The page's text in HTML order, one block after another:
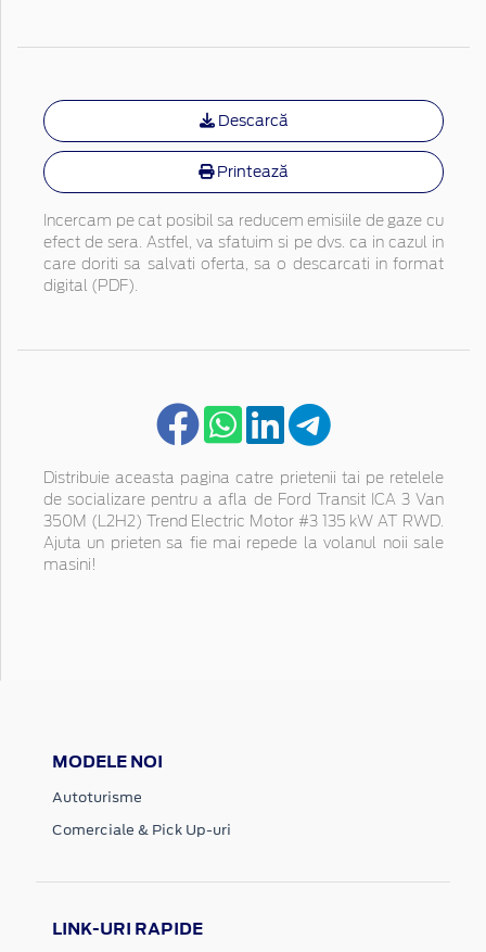
Descarcă
Printează
Incercam pe cat posibil sa reducem emisiile de gaze cu
efect de sera. Astfel, va sfatuim si pe dvs. ca in cazul in
care doriti sa salvati oferta, sa o descarcati in format
digital (PDF).
Distribuie aceasta pagina catre prietenii tai pe retelele
de socializare pentru a afla de Ford Transit ICA 3 Van
350M (L2H2) Trend Electric Motor #3 135 kW AT RWD.
Ajuta un prieten sa fie mai repede la volanul noii sale
masini!
MODELE NOI
Autoturisme
Comerciale & Pick Up-uri
LINK-URI RAPIDE